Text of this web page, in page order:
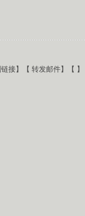
接】【 转发邮件】【 】